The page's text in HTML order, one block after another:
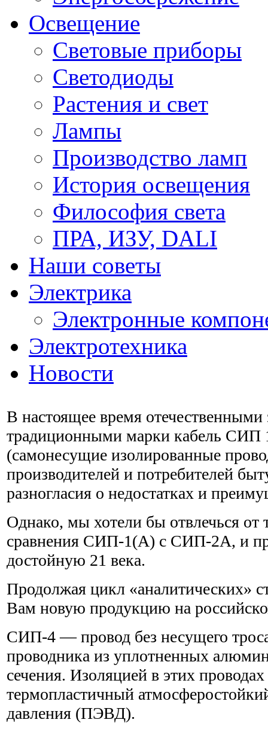
Освещение
Световые приборы
Светодиоды
Растения и свет
Лампы
Производство ламп
История освещения
Философия света
ПРА, ИЗУ, DALI
Наши советы
Электрика
Электронные
Электротехника
Новости
В настоящее время
традиционными марки кабель
(cамонесущие изолированные
производителей и потребителей
разногласия о недостатках и
Однако, мы хотели бы отвлечься от
сравнения СИП-1(А) с СИП-2А, и
достойную 21 века.
Продолжая цикл «аналитических»
Вам новую продукцию на
СИП-4 — провод без несущего
проводника из уплотненных
сечения. Изоляцией в этих проводах
термопластичный
давления (ПЭВД).